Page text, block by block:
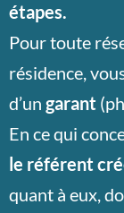
étapes.
Pour toute
résidence,
d’un garant
En ce qui
le référent
quant à eux,